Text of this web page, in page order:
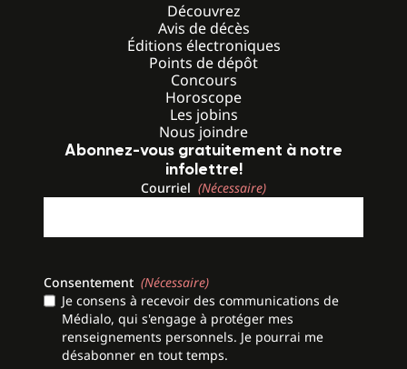
Découvrez
Avis de décès
Éditions électroniques
Points de dépôt
Concours
Horoscope
Les jobins
Nous joindre
Abonnez-vous gratuitement à notre
infolettre!
Courriel (Nécessaire)
Consentement (Nécessaire)
Je consens à recevoir des communications de
Médialo, qui s'engage à protéger mes
renseignements personnels. Je pourrai me
désabonner en tout temps.